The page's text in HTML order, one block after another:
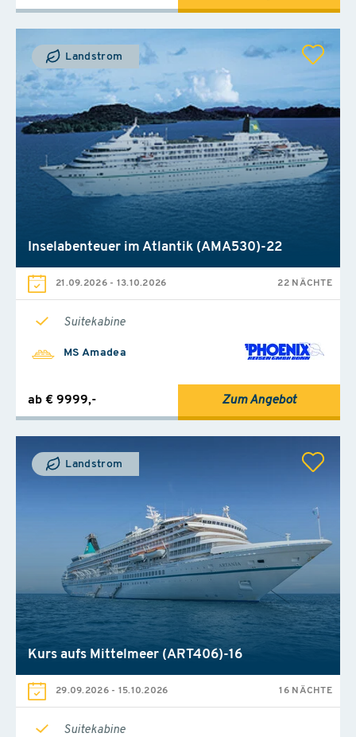
Landstrom
Inselabenteuer im Atlantik (AMA530)-22
21.09.2026- 13.10.2026 22 NÄCHTE
Suitekabine
MS Amadea
ab € 9999,- Zum Angebot
Landstrom
Kurs aufs Mittelmeer (ART406)-16
29.09.2026- 15.10.2026 16 NÄCHTE
Suitekabine